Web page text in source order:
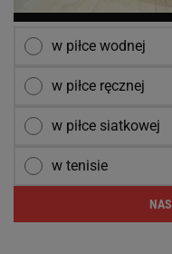
w piłce wodnej
w piłce ręcznej
w piłce siatkowej
w tenisie